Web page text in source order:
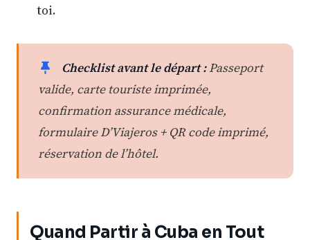
toi.
Checklist avant le départ :Passeport
valide, carte touriste imprimée,
confirmation assurance médicale,
formulaire D’Viajeros + QR code imprimé,
réservation de l’hôtel.
Quand Partir à Cuba en Tout